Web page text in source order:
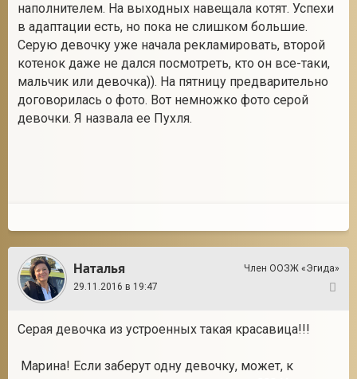
наполнителем. На выходных навещала котят. Успехи
в адаптации есть, но пока не слишком большие.
Серую девочку уже начала рекламировать, второй
котенок даже не дался посмотреть, кто он все-таки,
мальчик или девочка)). На пятницу предварительно
договорилась о фото. Вот немножко фото серой
девочки. Я назвала ее Пухля.
Наталья
Член ООЗЖ «Эгида»
29.11.2016 в 19:47
Серая девочка из устроенных такая красавица!!!
Марина! Если заберут одну девочку, может, к